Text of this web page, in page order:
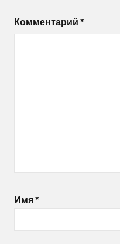
Комментарий *
Имя*